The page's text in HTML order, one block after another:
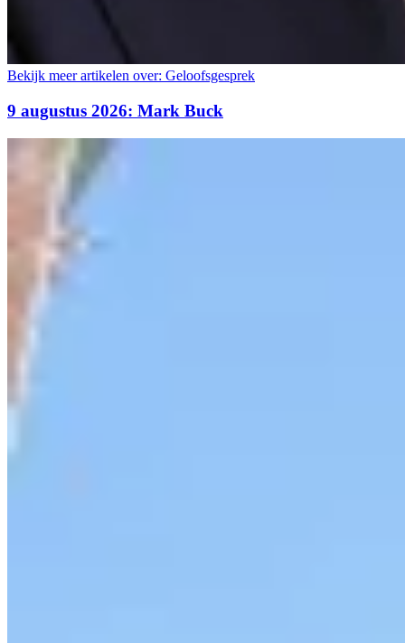
Bekijk meer artikelen over: Geloofsgesprek
9 augustus 2026: Mark Buck